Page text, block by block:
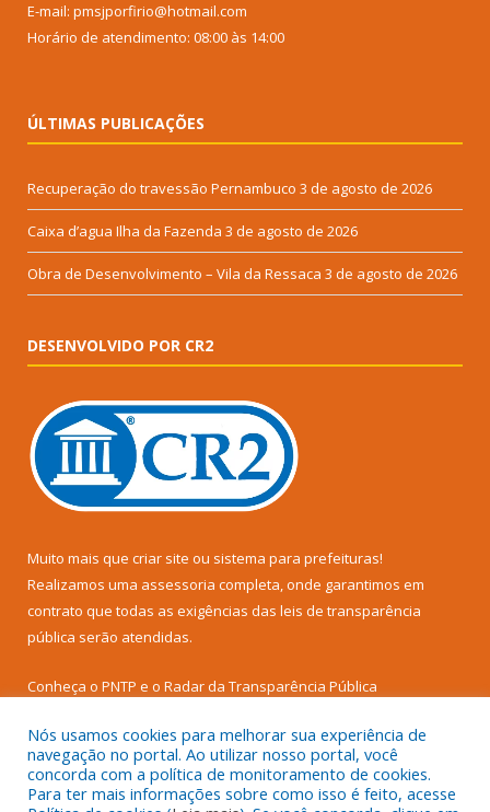
E-mail: pmsjporfirio@hotmail.com
Horário de atendimento: 08:00 às 14:00
ÚLTIMAS PUBLICAÇÕES
Recuperação do travessão Pernambuco 3 de agosto de 2026
Caixa d’agua Ilha da Fazenda 3 de agosto de 2026
Obra de Desenvolvimento – Vila da Ressaca 3 de agosto de 2026
DESENVOLVIDO POR CR2
Muito mais que criar site ou sistema para prefeituras!
Realizamos uma assessoria completa, onde garantimos em
contrato que todas as exigências das leis de transparência
pública serão atendidas.
Conheça o PNTP e o Radar da Transparência Pública
Todos os direitos reservados a Prefeitura Municipal de Senador
Nós usamos cookies para melhorar sua experiência de
navegação no portal. Ao utilizar nosso portal, você
concorda com a política de monitoramento de cookies.
Para ter mais informações sobre como isso é feito, acesse